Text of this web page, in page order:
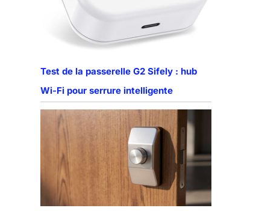
Test de la passerelle G2 Sifely : hub
Wi-Fi pour serrure intelligente